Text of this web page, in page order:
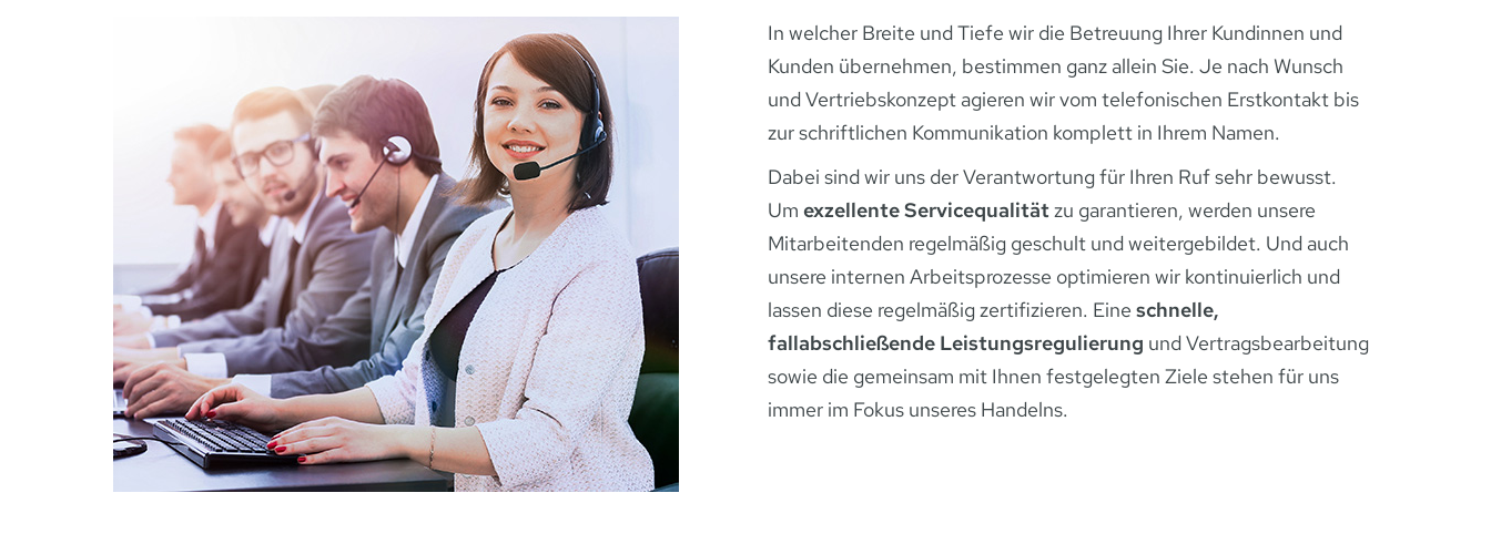
In welcher Breite und Tiefe wir die Betreuung Ihrer Kundinnen und
Kunden übernehmen, bestimmen ganz allein Sie. Je nach Wunsch
und Vertriebskonzept agieren wir vom telefonischen Erstkontakt bis
zur schriftlichen Kommunikation komplett in Ihrem Namen.
Dabei sind wir uns der Verantwortung für Ihren Ruf sehr bewusst.
Um exzellente Servicequalitätzu garantieren, werden unsere
Mitarbeitenden regelmäßig geschult und weitergebildet. Und auch
unsere internen Arbeitsprozesse optimieren wir kontinuierlich und
lassen diese regelmäßig zertifizieren. Eine schnelle,
fallabschließende Leistungsregulierung und Vertragsbearbeitung
sowie die gemeinsam mit Ihnen festgelegten Ziele stehen für uns
immer im Fokus unseres Handelns.